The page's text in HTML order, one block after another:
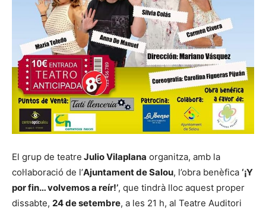
El grup de teatre Julio Vilaplana organitza, amb la
col·laboració de l’Ajuntament de Salou, l’obra benèfica ‘¡Y
por fin… volvemos a reír!’, que tindrà lloc aquest proper
dissabte, 24 de setembre, a les 21 h, al Teatre Auditori